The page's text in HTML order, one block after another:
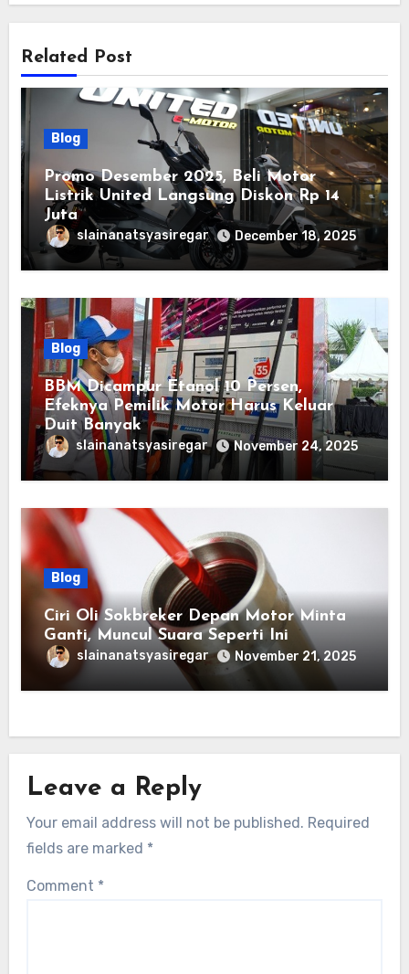
Related Post
Blog
Promo Desember 2025, Beli Motor
Listrik United Langsung Diskon Rp 14
Juta
slainanatsyasiregar December 18, 2025
Blog
BBM Dicampur Etanol 10 Persen,
Efeknya Pemilik Motor Harus Keluar
Duit Banyak
slainanatsyasiregar November 24, 2025
Blog
Ciri Oli Sokbreker Depan Motor Minta
Ganti, Muncul Suara Seperti Ini
slainanatsyasiregar November 21, 2025
Leave a Reply
Your email address will not be published. Required
fields are marked *
Comment *